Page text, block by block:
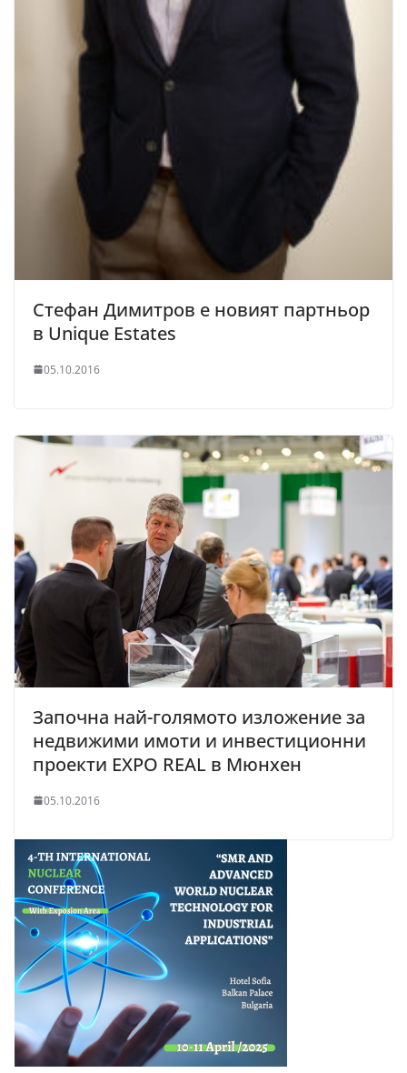
Стефан Димитров е новият партньор
в Unique Estates
05.10.2016
Започна най-голямото изложение за
недвижими имоти и инвестиционни
проекти EXPO REAL в Мюнхен
05.10.2016